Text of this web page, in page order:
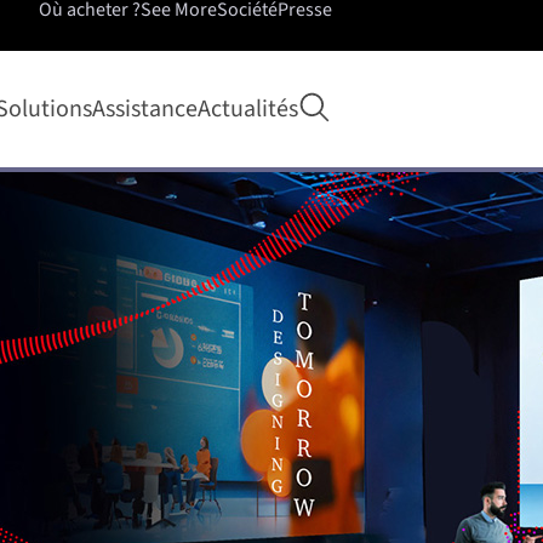
AssistanceActualités Ouvrir la recherche
Où acheter ?See MoreSociétéPresse